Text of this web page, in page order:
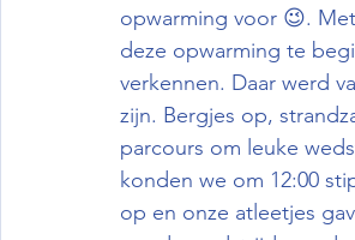
opwarming voor 😉.
deze opwarming te
verkennen. Daar werd
zijn. Bergjes op,
parcours om leuke
konden we om 12:00
op en onze atleetjes